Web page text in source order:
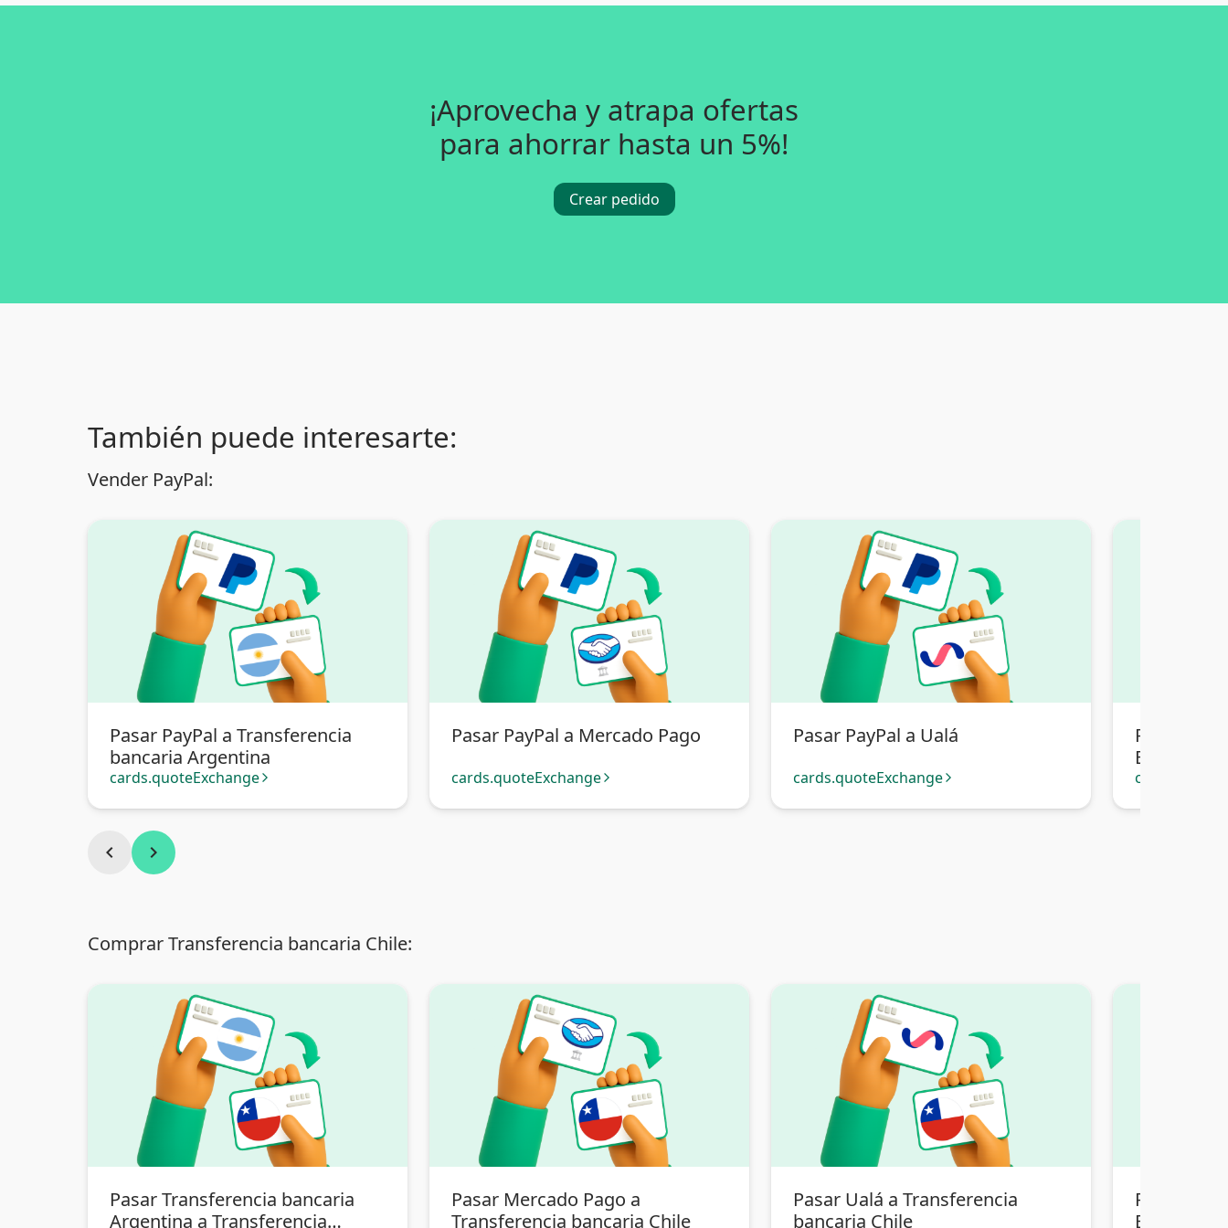
¡Aprovecha y atrapa ofertas
para ahorrar hasta un 5%!
Crear pedido
También puede interesarte:
Vender PayPal:
Pasar PayPal a Transferencia
bancaria Argentina
cards.quoteExchange arrow_forward_ios
Pasar PayPal a Mercado Pago
cards.quoteExchange arrow_forward_ios
Pasar PayPal a Ualá
cards.quoteExchange arrow_forward_ios
Pasar
Bancaria
chevron_left chevron_right
Comprar Transferencia bancaria Chile:
Pasar Transferencia bancaria
Argentina a Transferencia
Pasar Mercado Pago a
Transferencia bancaria Chile
Pasar Ualá a Transferencia
bancaria Chile
Pasar
Bolivia a